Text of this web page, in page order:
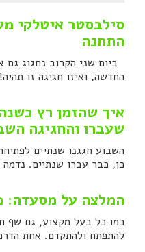
סילבסטר איטלקי
התחנה
ביום שני הקרוב נחגוג
החדשה, ואיזו חגיגה זו
איך שהזמן רץ
שעברו והחגיגה
השבוע חגגנו שנתיים
כן, כבר עברו שנתיים.
המלצה על מסעדה:
כמו כל בעל מקצוע, גם שף
להתפתח ולהתקדם. אחת